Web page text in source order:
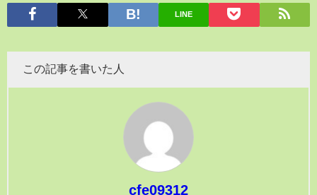
LINE
この記事を書いた人
cfe09312